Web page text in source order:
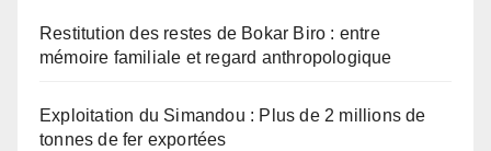
Restitution des restes de Bokar Biro : entre
mémoire familiale et regard anthropologique
Exploitation du Simandou : Plus de 2 millions de
tonnes de fer exportées